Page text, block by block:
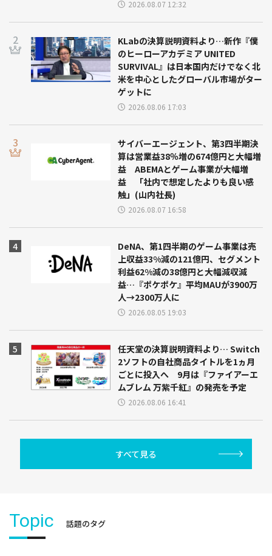
2026.08.07 12:32
KLabの決算説明資料より…新作『僕
のヒーローアカデミア UNITED
SURVIVAL』は日本国内だけでなく北
米を中心としたグローバル市場がター
ゲットに
2026.08.06 17:03
サイバーエージェント、第3四半期決
算は営業益38％増の674億円と大幅増
益 ABEMAとゲーム事業が大幅増
益 「社内で想定したよりも良い感
触」(山内社長)
2026.08.07 16:58
DeNA、第1四半期のゲーム事業は売
上収益33%減の121億円、セグメント
利益62%減の38億円と大幅減収減
益…『ポケポケ』平均MAUが3900万
人→2300万人に
2026.08.05 19:03
任天堂の決算説明資料より… Switch
2ソフトの自社商品タイトルを1ヵ月
ごとに投入へ 9月は『ファイアーエ
ムブレム 万紫千紅』の発売を予定
2026.08.06 16:41
すべて見る
Topic 話題のタグ